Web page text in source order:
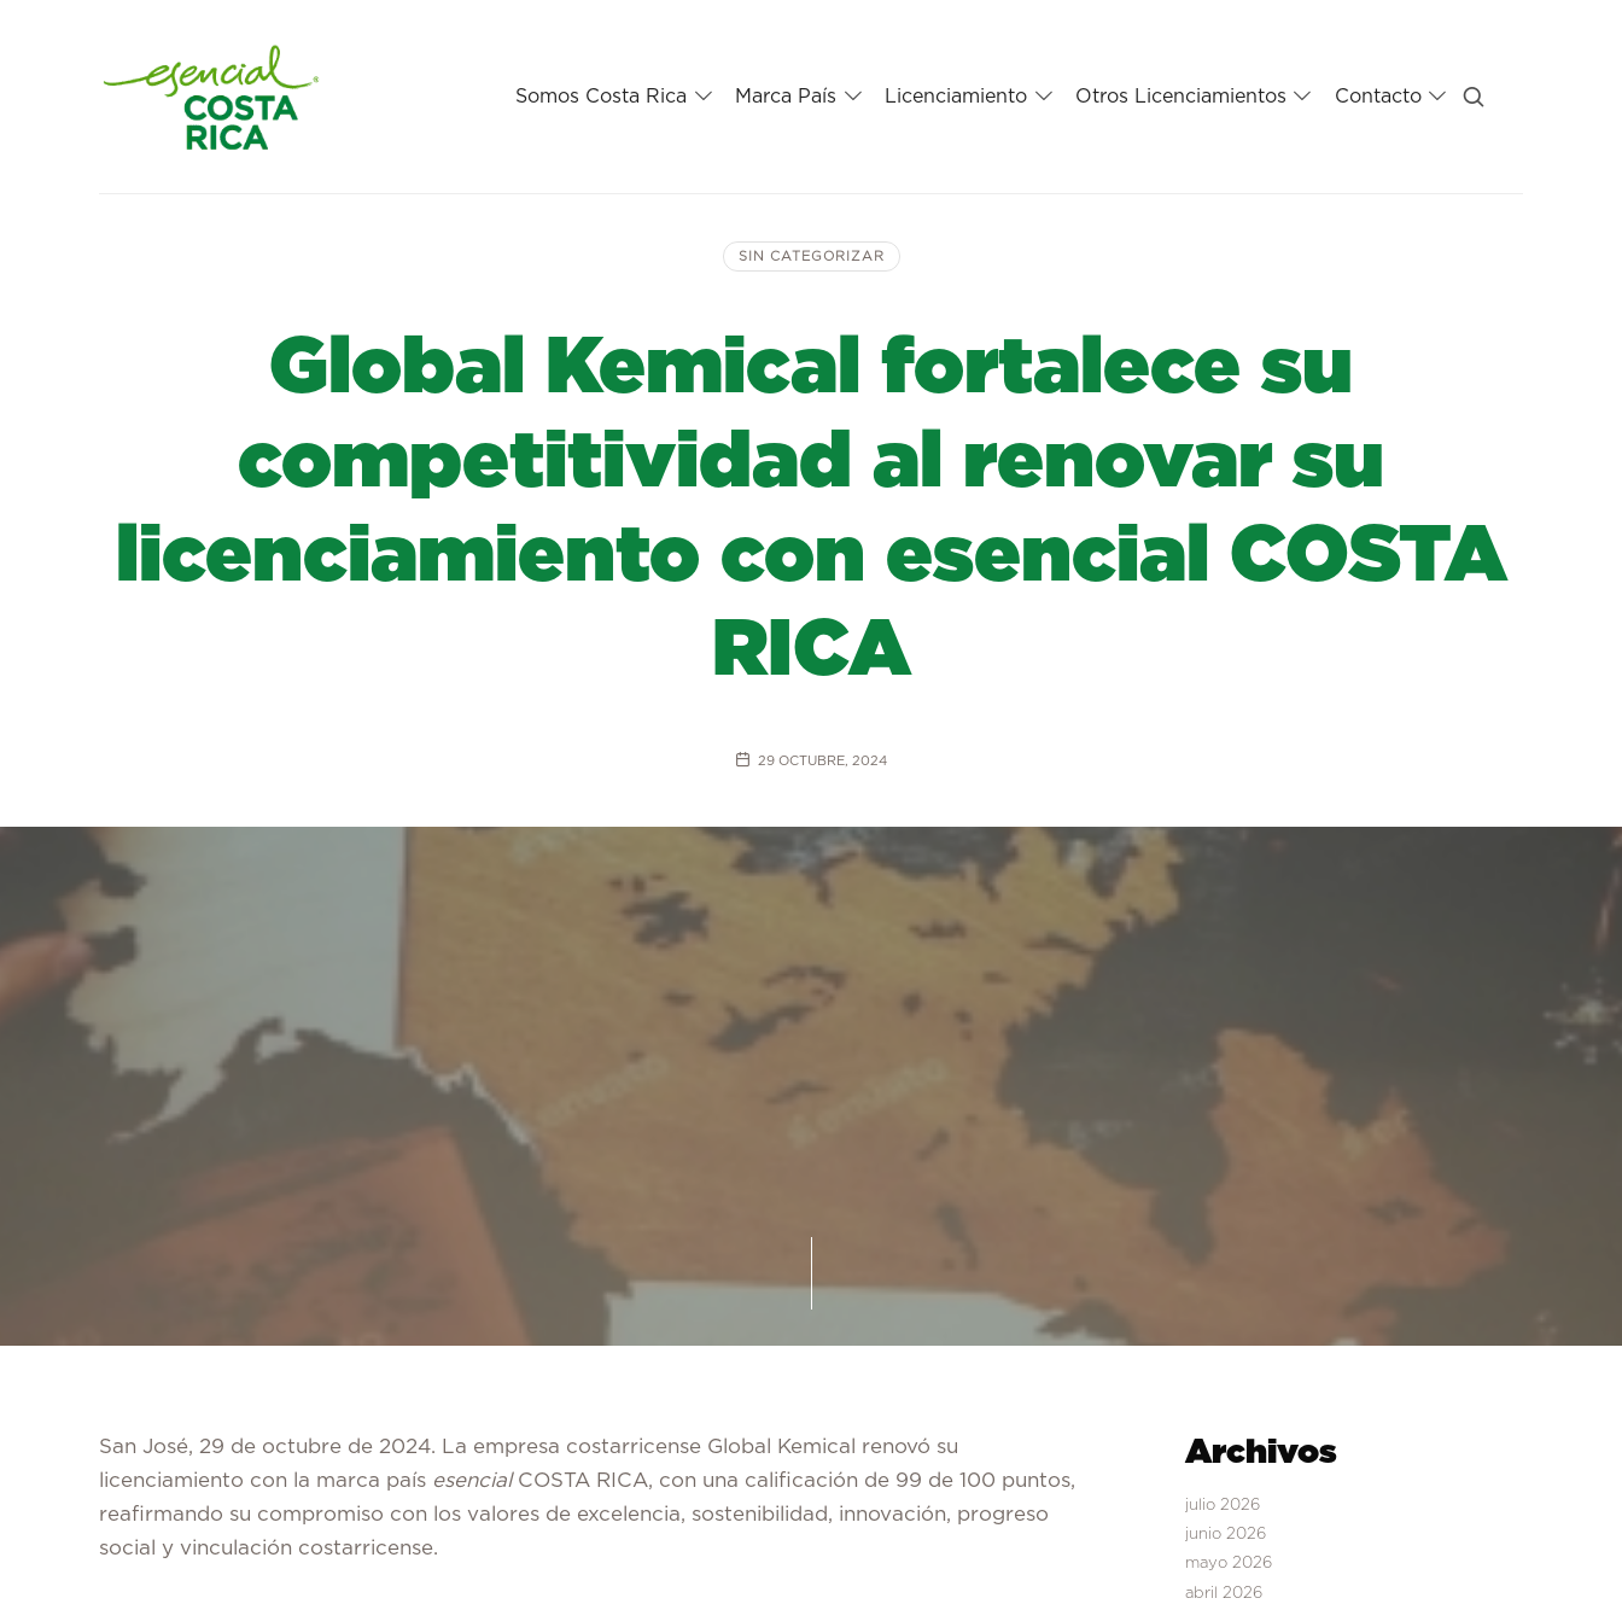
Somos Costa Rica Marca País Licenciamiento Otros Licenciamientos Contacto
SIN CATEGORIZAR
Global Kemical fortalece su
competitividad al renovar su
licenciamiento con esencial COSTA
RICA
29 OCTUBRE, 2024
San José, 29 de octubre de 2024. La empresa costarricense Global Kemical renovó su
licenciamiento con la marca país esencialCOSTA RICA, con una calificación de 99 de 100 puntos,
reafirmando su compromiso con los valores de excelencia, sostenibilidad, innovación, progreso
social y vinculación costarricense.
Archivos
julio 2026
junio 2026
mayo 2026
abril 2026